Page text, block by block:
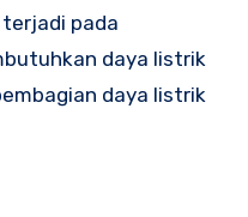
pada
daya listrik
daya listrik